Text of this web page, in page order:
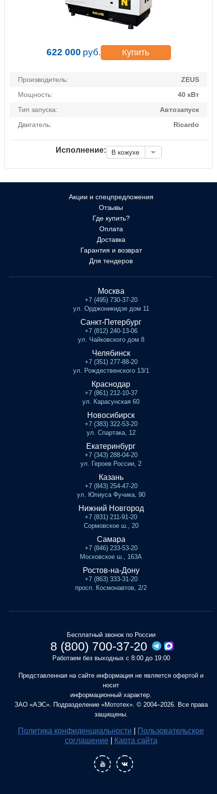
622 000 руб. Купить
Производитель:
ZEUS
Мощность:
40 кВт
Тип запуска:
Автозапуск
Двигатель:
Ricardo
Исполнение: В кожухе
Акции и спецпредложения
Отзывы
Где купить?
Оплата
Доставка
Гарантия и возврат
Для тендеров
Москва
+7 (495) 730-37-20
ул. Орджоникидзе дом 11
Санкт-Петербург
+7 (812) 240-13-06
ул. Чайковского дом 8
Челябинск
+7 (351) 277-88-20
ул. Рождественского 13/1
Краснодар
+7 (861) 212-10-37
ул. Карасунская 60
Новосибирск
+7 (383) 322-53-20
ул. Спартака, 12
Екатеринбург
+7 (343) 288-04-20
ул. Героев России, 2
Казань
+7 (843) 254-47-20
ул. Юлиуса Фучика, 90
Нижний Новгород
+7 (831) 211-91-20
Сормовское ш., 20
Самара
+7 (846) 233-53-20
Московское ш., 163А
Ростов-на-Дону
+7 (863) 333-31-20
просп. Космонавтов, 2/2
Бесплатный звонок по России
8 (800) 700-37-20
Работаем без выходных с 8:00 до 19:00
Представленная на сайте информация не является офертой и
носит
информационный характер.
ЗАО «АЭС». Подразделение «Мототех». © 2004–2026. Все права
защищены.
Политика конфиденциальности
Пользовательское
соглашение
Карта сайта